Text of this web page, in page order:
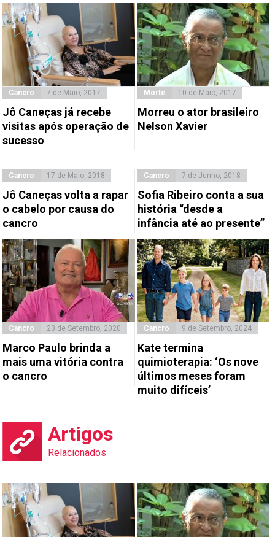
Cancro 7 de Maio, 2017
Jô Caneças já recebe
visitas após operação de
sucesso
Morte 10 de Maio, 2017
Morreu o ator brasileiro
Nelson Xavier
Cancro 17 de Maio, 2018
Jô Caneças volta a rapar
o cabelo por causa do
cancro
Cancro 7 de Junho, 2018
Sofia Ribeiro conta a sua
história “desde a
infância até ao presente”
Cancro 23 de Setembro, 2020
Marco Paulo brinda a
mais uma vitória contra
o cancro
Cancro 9 de Setembro, 2024
Kate termina
quimioterapia: ‘Os nove
últimos meses foram
muito difíceis’
Artigos
Relacionados